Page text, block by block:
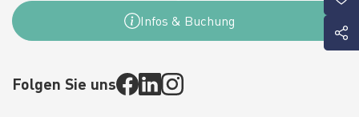
Infos & Buchung
Folgen Sie uns